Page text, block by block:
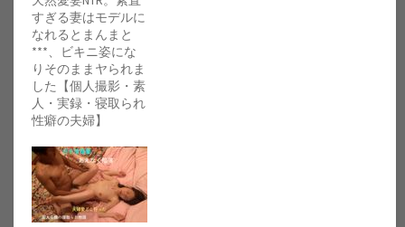
すぎる妻はモデルに
なれるとまんまと
***、ビキニ姿にな
りそのままヤられま
した【個人撮影・素
人・実録・寝取られ
性癖の夫婦】